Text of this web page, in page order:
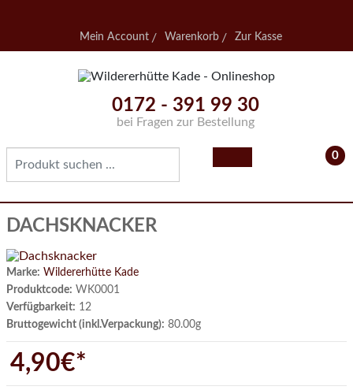
Mein Account Warenkorb Zur Kasse
0172 - 391 99 30
bei Fragen zur Bestellung
0
DACHSKNACKER
Marke: Wildererhütte Kade
Produktcode: WK0001
Verfügbarkeit: 12
Bruttogewicht (inkl.Verpackung): 80.00g
4,90€*